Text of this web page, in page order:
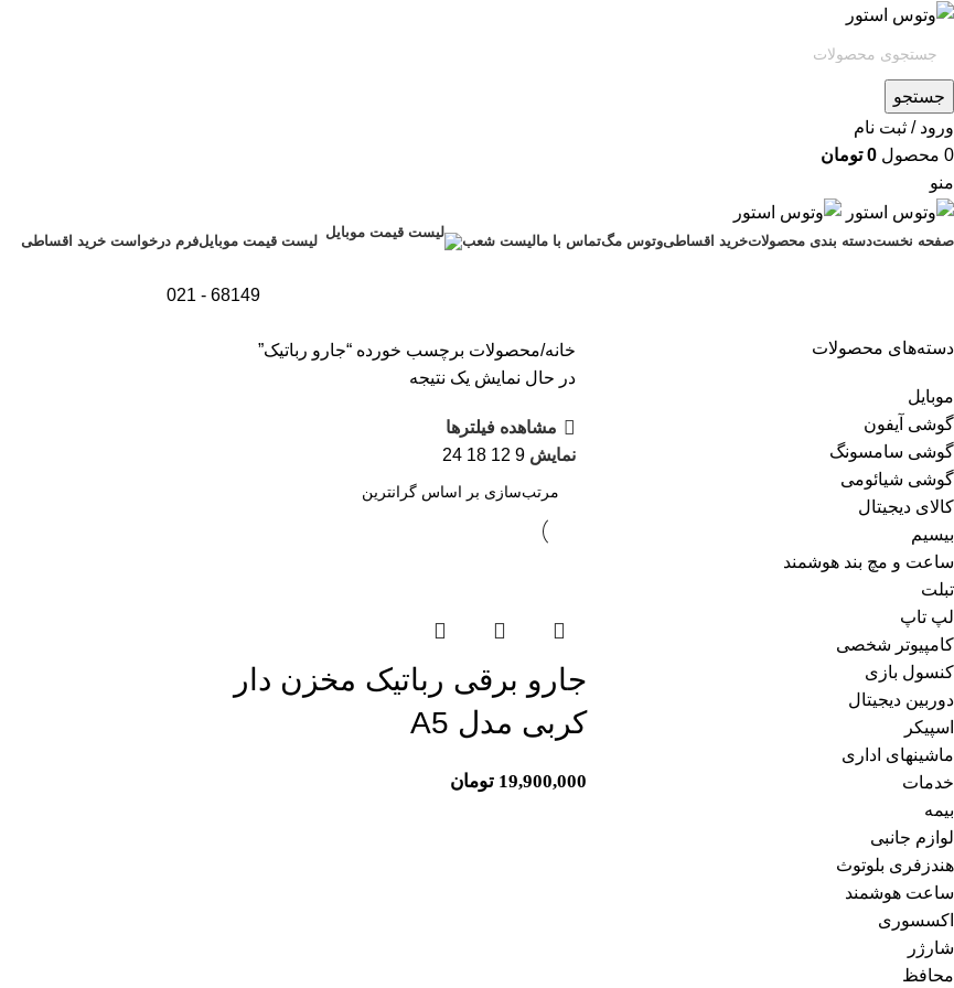
جستجو
ورود / ثبت نام
0 محصول 0 تومان
منو
صفحه نخستدسته بندی محصولاتخرید اقساطیوتوس مگتماس با مالیست شعب لیست قیمت موبایلفرم درخواست خرید اقساطی
68149 - 021
دسته‌های محصولات
موبایل
گوشی آیفون
گوشی سامسونگ
گوشی شیائومی
کالای دیجیتال
بیسیم
ساعت و مچ بند هوشمند
تبلت
لپ تاپ
کامپیوتر شخصی
کنسول بازی
دوربین دیجیتال
اسپیکر
ماشینهای اداری
خدمات
بیمه
لوازم جانبی
هندزفری بلوتوث
ساعت هوشمند
اکسسوری
شارژر
محافظ
خانه محصولات برچسب خورده “جارو رباتیک”
در حال نمایش یک نتیجه
مشاهده فیلترها
نمایش9
12
18
24
جارو برقی رباتیک مخزن دار
کربی مدل A5
19,900,000 تومان